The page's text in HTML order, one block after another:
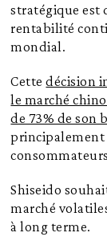
stratégique est
rentabilité
mondial.
Cettedécision
le marché
de 73% de son
principalement
Shiseido
marché
à long terme.